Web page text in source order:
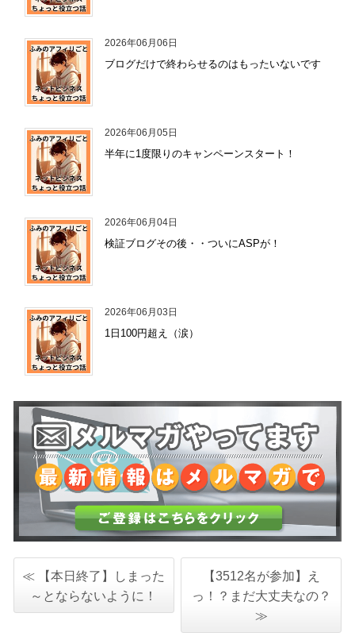
2026年06月06日
ブログだけで終わらせるのはもったいないです
2026年06月05日
半年に1度限りのキャンペーンスタート！
2026年06月04日
検証ブログその後・・ついにASPが！
2026年06月03日
1日100円超え（涙）
≪ 【本日終了】しまった
～とならないように！
【3512名が参加】え
っ！？まだ大丈夫なの？
≫